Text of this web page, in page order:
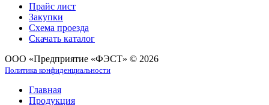
Прайс лист
Закупки
Схема проезда
Скачать каталог
ООО «Предприятие «ФЭСТ» © 2026
Политика конфиденциальности
Главная
Продукция